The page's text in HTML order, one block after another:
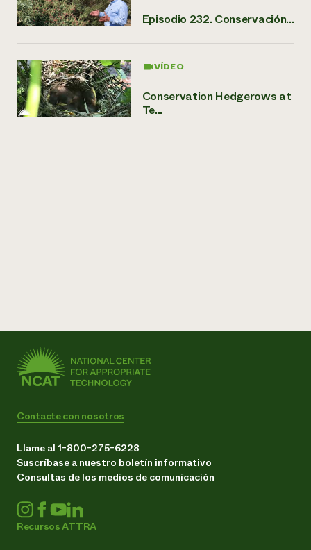
Episodio 232. Conservación...
VÍDEO
Conservation Hedgerows at
Te...
Contacte con nosotros
Llame al 1-800-275-6228
Suscríbase a nuestro boletín informativo
Consultas de los medios de comunicación
Recursos ATTRA